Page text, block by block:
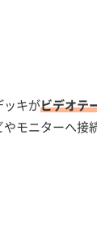
ッキがビデオテ
モニターへ接